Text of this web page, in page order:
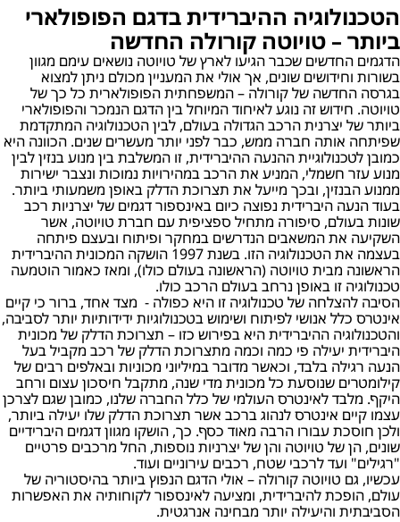
הטכנולוגיה ההיברידית בדגם הפופולארי
ביותר – טויוטה קורולה החדשה
הדגמים החדשים שכבר הגיעו לארץ של טויוטה נושאים עימם מגוון
בשורות וחידושים שונים, אך אולי את המעניין מכולם ניתן למצוא
בגרסה החדשה של קורולה – המשפחתית הפופולארית כל כך של
טויוטה. חידוש זה נוגע לאיחוד המיוחל בין הדגם הנמכר והפופולארי
ביותר של יצרנית הרכב הגדולה בעולם, לבין הטכנולוגיה המתקדמת
שפיתחה אותה חברה ממש, כבר לפני יותר מעשרים שנים. הכוונה היא
כמובן לטכנולוגיית ההנעה ההיברידית, זו המשלבת בין מנוע בנזין לבין
מנוע עזר חשמלי, המניע את הרכב במהירויות נמוכות ונצבר ישירות
ממנוע הבנזין, ובכך מייעל את תצרוכת הדלק באופן משמעותי ביותר.
בעוד הנעה היברידית נפוצה כיום באינספור דגמים של יצרניות רכב
שונות בעולם, סיפורה מתחיל ספציפית עם חברת טויוטה, אשר
השקיעה את המשאבים הנדרשים במחקר ופיתוח ובעצם פיתחה
בעצמה את הטכנולוגיה הזו. בשנת 1997 הושקה המכונית ההיברידית
הראשונה מבית טויוטה (הראשונה בעולם כולו), ומאז כאמור הוטמעה
טכנולוגיה זו באופן נרחב בעולם הרכב כולו.
הסיבה להצלחה של טכנולוגיה זו היא כפולה - מצד אחד, ברור כי קיים
אינטרס כלל אנושי לפיתוח ושימוש בטכנולוגיות ידידותיות יותר לסביבה,
והטכנולוגיה ההיברידית היא בפירוש כזו – תצרוכת הדלק של מכונית
היברידית יעילה פי כמה וכמה מתצרוכת הדלק של רכב מקביל בעל
הנעה רגילה בלבד, וכאשר מדובר במיליוני מכוניות ובאלפים רבים של
קילומטרים שנוסעת כל מכונית מדי שנה, מתקבל חיסכון עצום ורחב
היקף. מלבד לאינטרס העולמי של כלל החברה שלנו, כמובן שגם לצרכן
עצמו קיים אינטרס לנהוג ברכב אשר תצרוכת הדלק שלו יעילה ביותר,
ולכן חוסכת עבורו הרבה מאוד כסף. כך, הושקו מגוון דגמים היברידיים
שונים, הן של טויוטה והן של יצרניות נוספות, החל מרכבים פרטיים
"רגילים" ועד לרכבי שטח, רכבים עירוניים ועוד.
עכשיו, גם טויוטה קורולה – אולי הדגם הנפוץ ביותר בהיסטוריה של
עולם, הופכת להיברידית, ומציעה לאינספור לקוחותיה את האפשרות
הסביבתית והיעילה יותר מבחינה אנרגטית.